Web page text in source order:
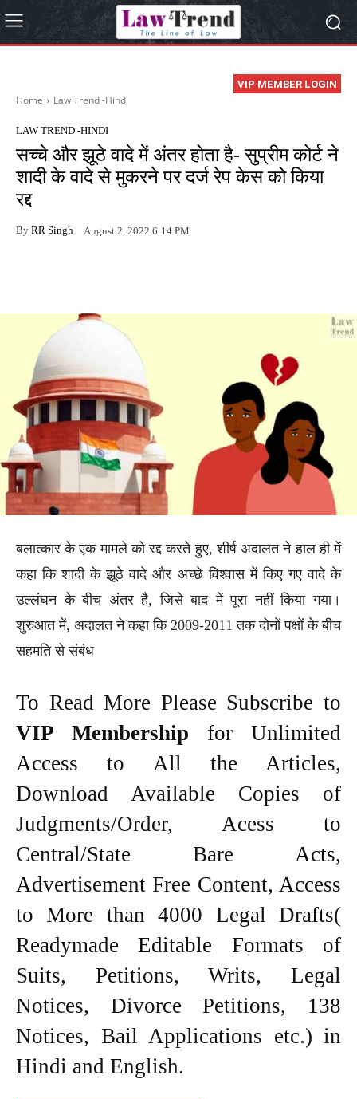
VIP MEMBER LOGIN
Home Law Trend -Hindi
LAW TREND -HINDI
सच्चे और झूठे वादे में अंतर होता है- सुप्रीम कोर्ट ने
शादी के वादे से मुकरने पर दर्ज रेप केस को किया
रद्द
By RR Singh August 2, 2022 6:14 PM
बलात्कार के एक मामले को रद्द करते हुए, शीर्ष अदालत ने हाल ही में
कहा कि शादी के झूठे वादे और अच्छे विश्वास में किए गए वादे के
उल्लंघन के बीच अंतर है, जिसे बाद में पूरा नहीं किया गया।
शुरुआत में, अदालत ने कहा कि 2009-2011 तक दोनों पक्षों के बीच
सहमति से संबंध
To Read More Please Subscribe to
VIP Membership for Unlimited
Access to All the Articles,
Download Available Copies of
Judgments/Order, Acess to
Central/State Bare Acts,
Advertisement Free Content, Access
to More than 4000 Legal Drafts(
Readymade Editable Formats of
Suits, Petitions, Writs, Legal
Notices, Divorce Petitions, 138
Notices, Bail Applications etc.) in
Hindi and English.